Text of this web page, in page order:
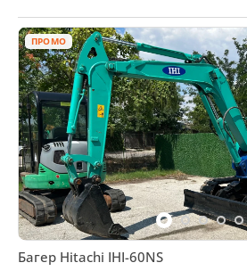
ПРОМО
Багер Hitachi IHI-60NS